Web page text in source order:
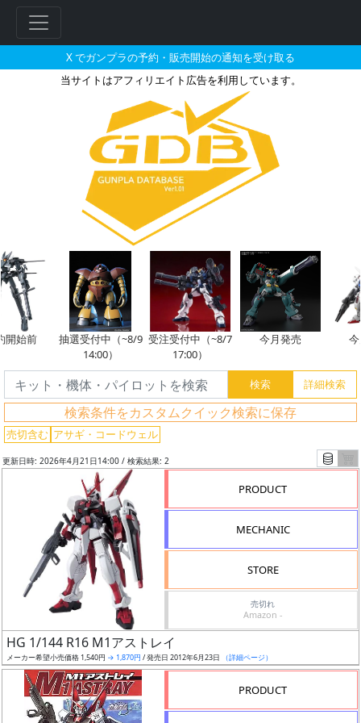
X でガンプラの予約・販売開始の通知を受け取る
当サイトはアフィリエイト広告を利用しています。
アサギ・コードウェルが搭乗し
始前
抽選受付中（~8/9
14:00）
受注受付中（~8/7
17:00）
今月発売 今
検索条件をカスタムクイック検索に保存
売切含む アサギ・コードウェル
ワ
ー
ド
索
グ
レ
ー
ド
成
更新日時: 2026年4月21日14:00 / 検索結果: 2
PRODUCT
MECHANIC
STORE
売切れ
Amazon -
HG 1/144 R16 M1アストレイ
メーカー希望小売価格 1,540円 → 1,870円 / 発売日 2012年6月23日 （詳細ページ）
PRODUCT